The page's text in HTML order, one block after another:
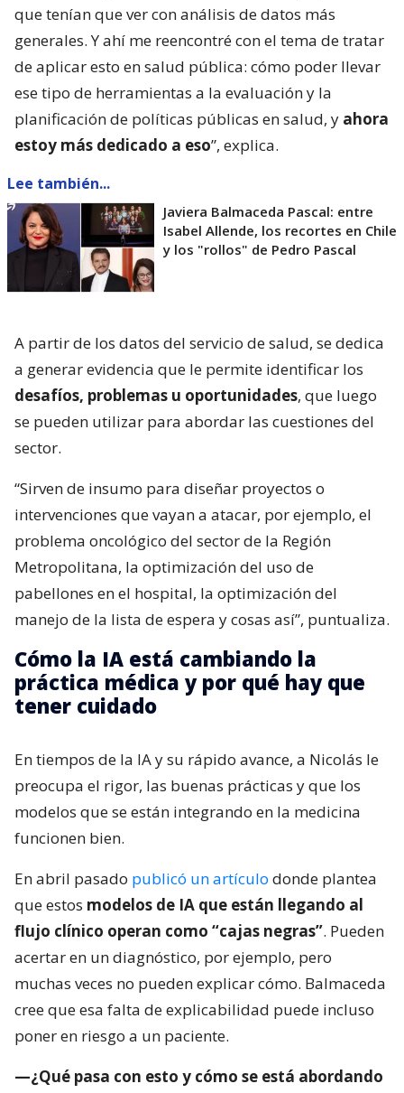
que tenían que ver con análisis de datos más
generales. Y ahí me reencontré con el tema de tratar
de aplicar esto en salud pública: cómo poder llevar
ese tipo de herramientas a la evaluación y la
planificación de políticas públicas en salud, y ahora
estoy más dedicado a eso”, explica.
Lee también...
Javiera Balmaceda Pascal: entre
Isabel Allende, los recortes en Chile
y los "rollos" de Pedro Pascal
A partir de los datos del servicio de salud, se dedica
a generar evidencia que le permite identificar los
desafíos, problemas u oportunidades, que luego
se pueden utilizar para abordar las cuestiones del
sector.
“Sirven de insumo para diseñar proyectos o
intervenciones que vayan a atacar, por ejemplo, el
problema oncológico del sector de la Región
Metropolitana, la optimización del uso de
pabellones en el hospital, la optimización del
manejo de la lista de espera y cosas así”, puntualiza.
Cómo la IA está cambiando la
práctica médica y por qué hay que
tener cuidado
En tiempos de la IA y su rápido avance, a Nicolás le
preocupa el rigor, las buenas prácticas y que los
modelos que se están integrando en la medicina
funcionen bien.
En abril pasado publicó un artículo donde plantea
que estos modelos de IA que están llegando al
flujo clínico operan como “cajas negras”. Pueden
acertar en un diagnóstico, por ejemplo, pero
muchas veces no pueden explicar cómo. Balmaceda
cree que esa falta de explicabilidad puede incluso
poner en riesgo a un paciente.
—¿Qué pasa con esto y cómo se está abordando